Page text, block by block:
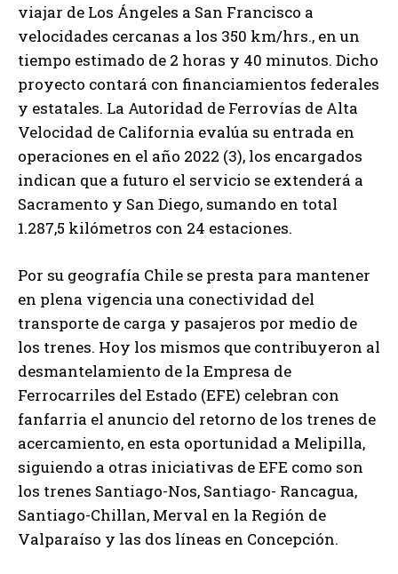
viajar de Los Ángeles a San Francisco a
velocidades cercanas a los 350 km/hrs., en un
tiempo estimado de 2 horas y 40 minutos. Dicho
proyecto contará con financiamientos federales
y estatales. La Autoridad de Ferrovías de Alta
Velocidad de California evalúa su entrada en
operaciones en el año 2022 (3), los encargados
indican que a futuro el servicio se extenderá a
Sacramento y San Diego, sumando en total
1.287,5 kilómetros con 24 estaciones.
Por su geografía Chile se presta para mantener
en plena vigencia una conectividad del
transporte de carga y pasajeros por medio de
los trenes. Hoy los mismos que contribuyeron al
desmantelamiento de la Empresa de
Ferrocarriles del Estado (EFE) celebran con
fanfarria el anuncio del retorno de los trenes de
acercamiento, en esta oportunidad a Melipilla,
siguiendo a otras iniciativas de EFE como son
los trenes Santiago-Nos, Santiago- Rancagua,
Santiago-Chillan, Merval en la Región de
Valparaíso y las dos líneas en Concepción.